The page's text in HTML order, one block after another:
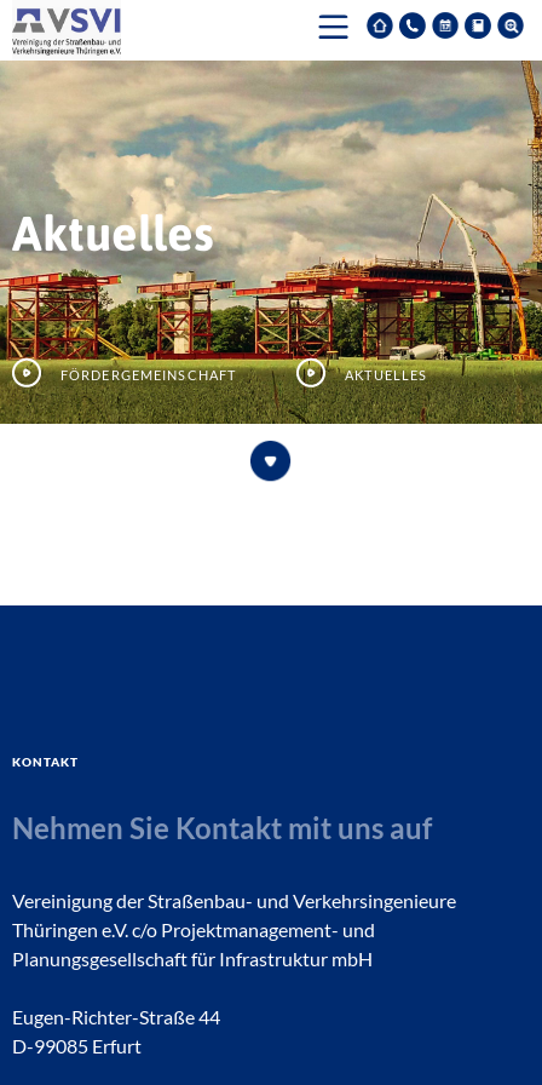
Aktuelles
Fördergemeinschaft Aktuelles
Kontakt
Nehmen Sie Kontakt mit uns auf
Vereinigung der Straßenbau- und Verkehrsingenieure
Thüringen e.V. c/o Projektmanagement- und
Planungsgesellschaft für Infrastruktur mbH
Eugen-Richter-Straße 44
D-99085 Erfurt